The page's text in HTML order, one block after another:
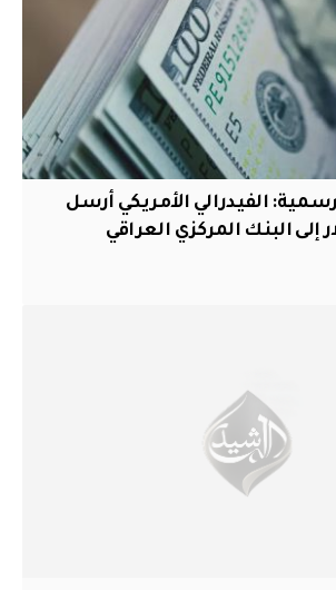
الفيدرالي الأمريكي أرسل